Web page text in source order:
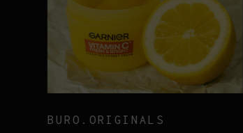
BURO.ORIGINALS